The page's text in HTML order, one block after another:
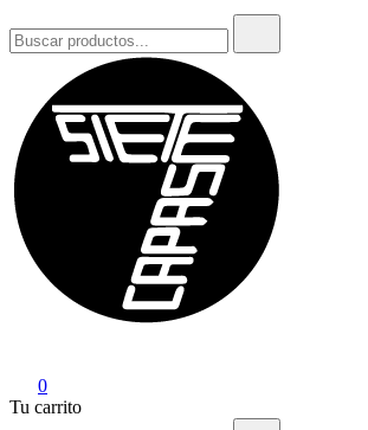
0
Tu carrito